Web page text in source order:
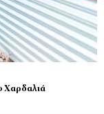
Χαρδαλιά